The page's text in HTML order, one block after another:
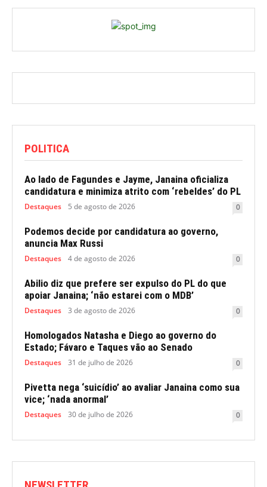
POLITICA
Ao lado de Fagundes e Jayme, Janaina oficializa
candidatura e minimiza atrito com ‘rebeldes’ do PL
Destaques 5 de agosto de 2026 0
Podemos decide por candidatura ao governo,
anuncia Max Russi
Destaques 4 de agosto de 2026 0
Abilio diz que prefere ser expulso do PL do que
apoiar Janaina; ‘não estarei com o MDB’
Destaques 3 de agosto de 2026 0
Homologados Natasha e Diego ao governo do
Estado; Fávaro e Taques vão ao Senado
Destaques 31 de julho de 2026 0
Pivetta nega ‘suicídio’ ao avaliar Janaina como sua
vice; ‘nada anormal’
Destaques 30 de julho de 2026 0